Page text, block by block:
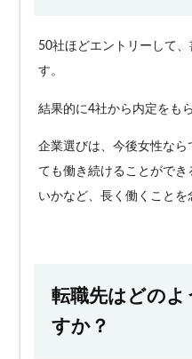
50社ほどエントリーして
す。
結果的に4社から内定をも
企業選びは、今後女性なら
ても働き続けることがで
いかなど、長く働くことを
転職先はどのよ
すか？